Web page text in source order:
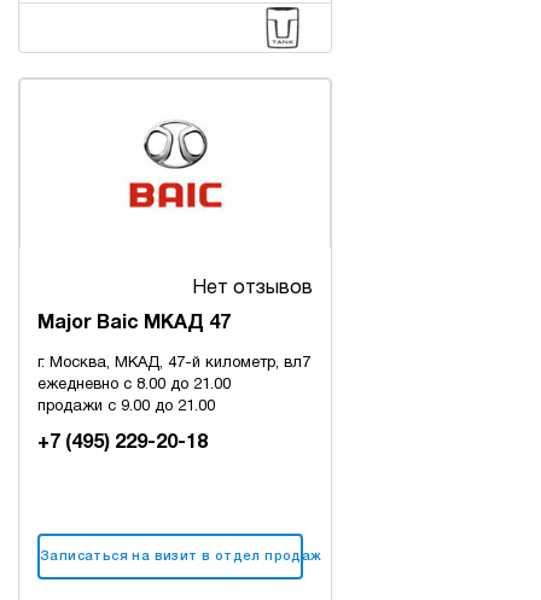
Нет отзывов
Major Baic МКАД 47
г. Москва, МКАД, 47-й километр, вл7
ежедневно с 8.00 до 21.00
продажи с 9.00 до 21.00
+7 (495) 229-20-18
Записаться на визит в отдел продаж